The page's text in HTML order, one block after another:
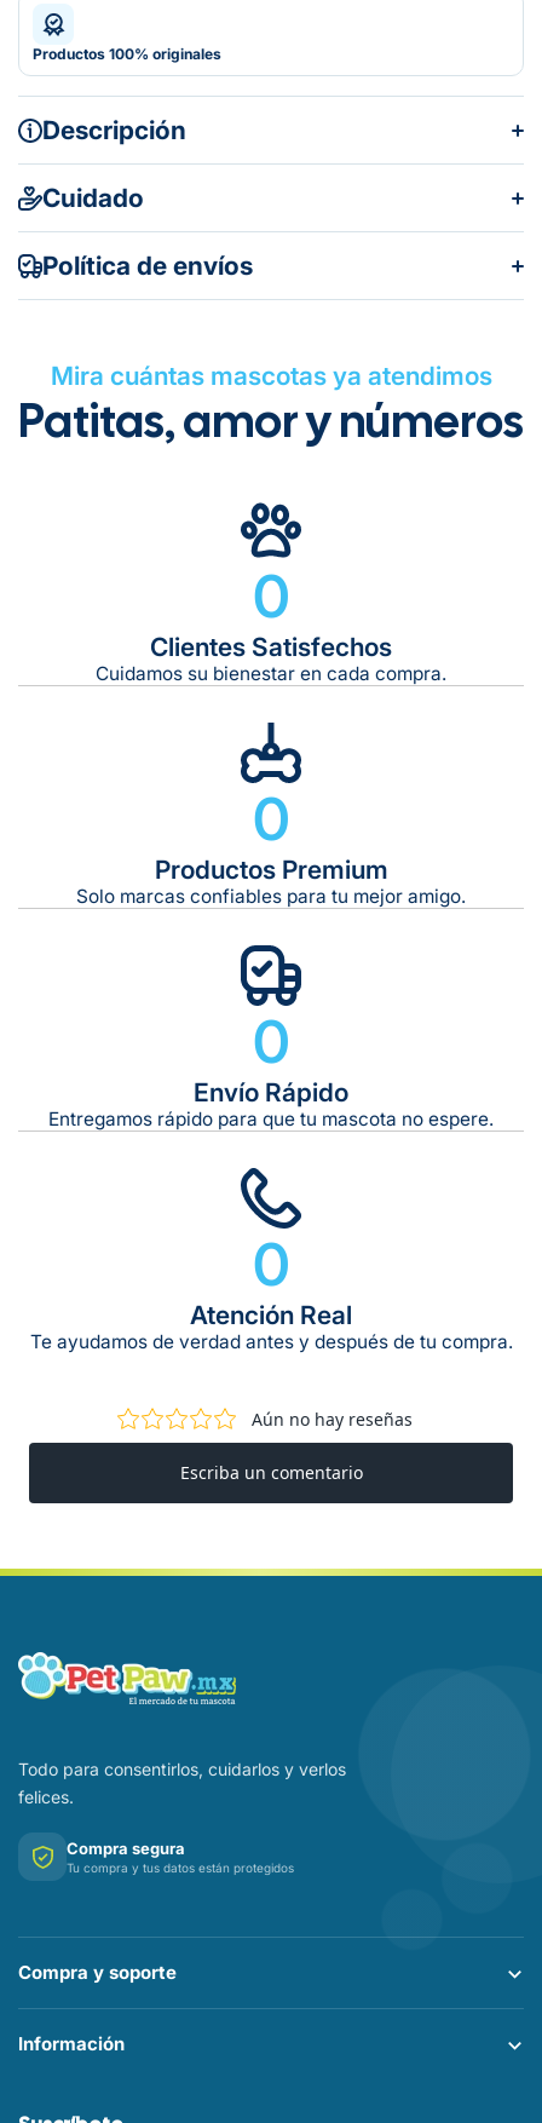
Productos 100% originales
Descripción
Cuidado
Política de envíos
Gratuito en todos los pedidos
Tiempo de entrega estimado: 5 a 7 días hábiles
Gratis en compras de $599 o más
Mira cuántas mascotas ya atendimos
Patitas, amor y números
0
Clientes Satisfechos
Cuidamos su bienestar en cada compra.
0
Productos Premium
Solo marcas confiables para tu mejor amigo.
0
Envío Rápido
Entregamos rápido para que tu mascota no espere.
0
Atención Real
Te ayudamos de verdad antes y después de tu compra.
Todo para consentirlos, cuidarlos y verlos
felices.
Compra segura
Tu compra y tus datos están protegidos
Compra y soporte
Información